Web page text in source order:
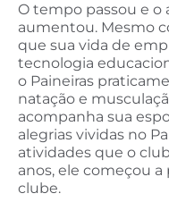
O tempo passou e o
aumentou. Mesmo
que sua vida de
tecnologia
o Paineiras
natação e
acompanha sua
alegrias vividas no
atividades que o
anos, ele começou
clube.